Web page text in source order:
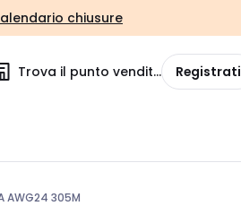
chiusure
Trova il punto vendita Registrati
AWG24 305M